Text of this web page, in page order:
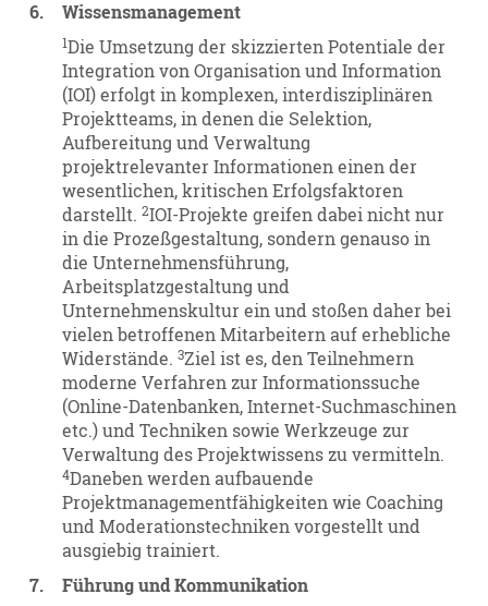
6.
Wissensmanagement
1Die Umsetzung der skizzierten Potentiale der
Integration von Organisation und Information
(IOI) erfolgt in komplexen, interdisziplinären
Projektteams, in denen die Selektion,
Aufbereitung und Verwaltung
projektrelevanter Informationen einen der
wesentlichen, kritischen Erfolgsfaktoren
darstellt.2IOI-Projekte greifen dabei nicht nur
in die Prozeßgestaltung, sondern genauso in
die Unternehmensführung,
Arbeitsplatzgestaltung und
Unternehmenskultur ein und stoßen daher bei
vielen betroffenen Mitarbeitern auf erhebliche
Widerstände.3Ziel ist es, den Teilnehmern
moderne Verfahren zur Informationssuche
(Online-Datenbanken, Internet-Suchmaschinen
etc.) und Techniken sowie Werkzeuge zur
Verwaltung des Projektwissens zu vermitteln.
4Daneben werden aufbauende
Projektmanagementfähigkeiten wie Coaching
und Moderationstechniken vorgestellt und
ausgiebig trainiert.
7.
Führung und Kommunikation